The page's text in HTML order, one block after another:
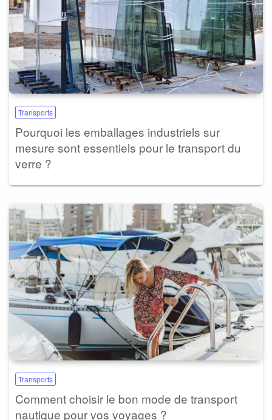
Transports
Pourquoi les emballages industriels sur
mesure sont essentiels pour le transport du
verre ?
Transports
Comment choisir le bon mode de transport
nautique pour vos voyages ?